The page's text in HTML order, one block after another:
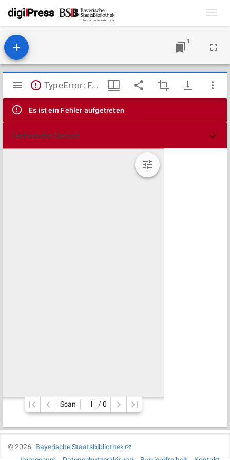
1
Mirador
Viewer
TypeError: Failed to fetch
Es ist ein Fehler aufgetreten
Technische Details
Scan / 0
©2026
Bayerische Staatsbibliothek